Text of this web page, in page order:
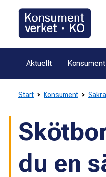
Aktuellt Konsument
Start Konsument
du en